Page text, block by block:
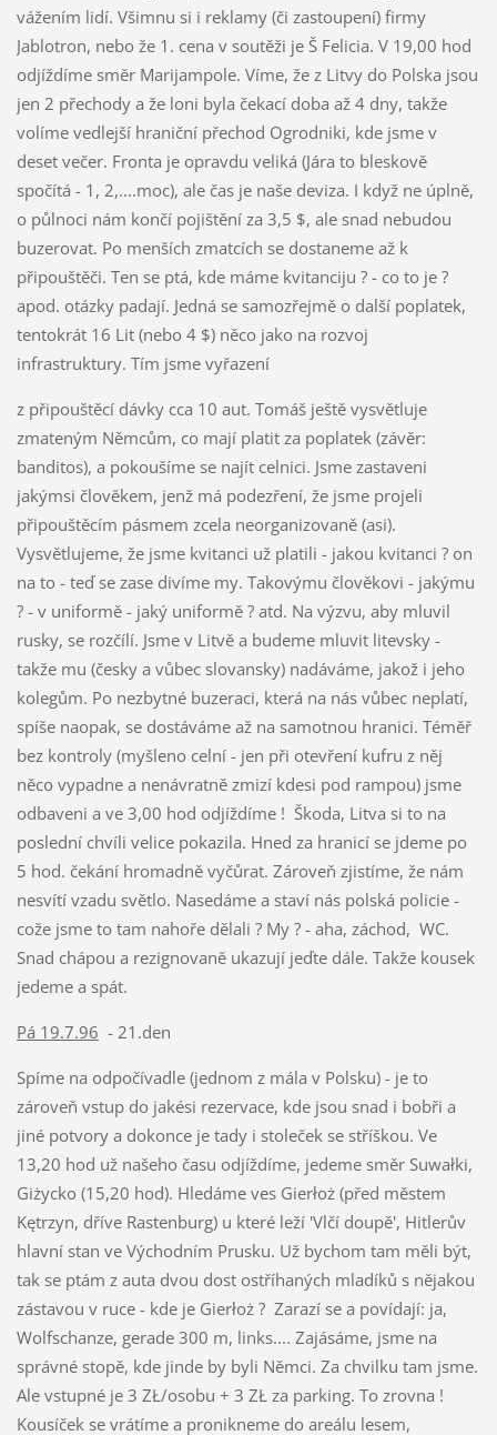
vážením lidí. Všimnu si i reklamy (či zastoupení) firmy
Jablotron, nebo že 1. cena v soutěži je Š Felicia. V 19,00 hod
odjíždíme směr Marijampole. Víme, že z Litvy do Polska jsou
jen 2 přechody a že loni byla čekací doba až 4 dny, takže
volíme vedlejší hraniční přechod Ogrodniki, kde jsme v
deset večer. Fronta je opravdu veliká (Jára to bleskově
spočítá - 1, 2,....moc), ale čas je naše deviza. I když ne úplně,
o půlnoci nám končí pojištění za 3,5 $, ale snad nebudou
buzerovat. Po menších zmatcích se dostaneme až k
připouštěči. Ten se ptá, kde máme kvitanciju ? - co to je ?
apod. otázky padají. Jedná se samozřejmě o další poplatek,
tentokrát 16 Lit (nebo 4 $) něco jako na rozvoj
infrastruktury. Tím jsme vyřazení
z připouštěcí dávky cca 10 aut. Tomáš ještě vysvětluje
zmateným Němcům, co mají platit za poplatek (závěr:
banditos), a pokoušíme se najít celnici. Jsme zastaveni
jakýmsi člověkem, jenž má podezření, že jsme projeli
připouštěcím pásmem zcela neorganizovaně (asi).
Vysvětlujeme, že jsme kvitanci už platili - jakou kvitanci ? on
na to - teď se zase divíme my. Takovýmu člověkovi - jakýmu
? - v uniformě - jaký uniformě ? atd. Na výzvu, aby mluvil
rusky, se rozčílí. Jsme v Litvě a budeme mluvit litevsky -
takže mu (česky a vůbec slovansky) nadáváme, jakož i jeho
kolegům. Po nezbytné buzeraci, která na nás vůbec neplatí,
spíše naopak, se dostáváme až na samotnou hranici. Téměř
bez kontroly (myšleno celní - jen při otevření kufru z něj
něco vypadne a nenávratně zmizí kdesi pod rampou) jsme
odbaveni a ve 3,00 hod odjíždíme ! Škoda, Litva si to na
poslední chvíli velice pokazila. Hned za hranicí se jdeme po
5 hod. čekání hromadně vyčůrat. Zároveň zjistíme, že nám
nesvítí vzadu světlo. Nasedáme a staví nás polská policie -
cože jsme to tam nahoře dělali ? My ? - aha, záchod, WC.
Snad chápou a rezignovaně ukazují jeďte dále. Takže kousek
jedeme a spát.
Pá 19.7.96 - 21.den
Spíme na odpočívadle (jednom z mála v Polsku) - je to
zároveň vstup do jakési rezervace, kde jsou snad i bobři a
jiné potvory a dokonce je tady i stoleček se stříškou. Ve
13,20 hod už našeho času odjíždíme, jedeme směr Suwałki,
Giżycko (15,20 hod). Hledáme ves Gierłoż (před městem
Kętrzyn, dříve Rastenburg) u které leží 'Vlčí doupě', Hitlerův
hlavní stan ve Východním Prusku. Už bychom tam měli být,
tak se ptám z auta dvou dost ostříhaných mladíků s nějakou
zástavou v ruce - kde je Gierłoż ? Zarazí se a povídají: ja,
Wolfschanze, gerade 300 m, links.... Zajásáme, jsme na
správné stopě, kde jinde by byli Němci. Za chvilku tam jsme.
Ale vstupné je 3 ZŁ/osobu + 3 ZŁ za parking. To zrovna !
Kousíček se vrátíme a pronikneme do areálu lesem,